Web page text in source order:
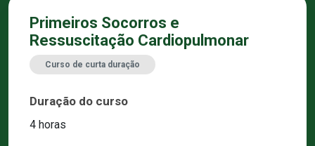
Primeiros Socorros e
Ressuscitação Cardiopulmonar
Curso de curta duração
Duração do curso
4 horas